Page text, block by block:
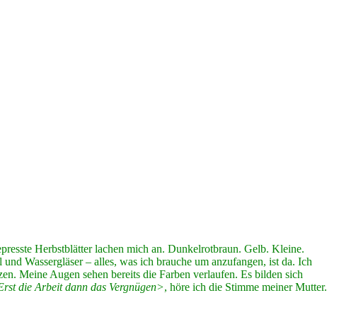
Herbstblätter lachen mich an. Dunkelrotbraun. Gelb. Kleine.
Wassergläser – alles, was ich brauche um anzufangen, ist da. Ich
Meine Augen sehen bereits die Farben verlaufen. Es bilden sich
die Arbeit dann das Vergnügen>, höre ich die Stimme meiner Mutter.